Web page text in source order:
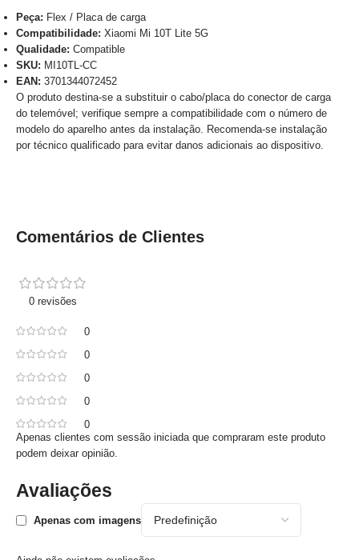
Peça: Flex / Placa de carga
Compatibilidade: Xiaomi Mi 10T Lite 5G
Qualidade: Compatible
SKU: MI10TL-CC
EAN: 3701344072452
O produto destina-se a substituir o cabo/placa do conector de carga
do telemóvel; verifique sempre a compatibilidade com o número de
modelo do aparelho antes da instalação. Recomenda-se instalação
por técnico qualificado para evitar danos adicionais ao dispositivo.
Comentários de Clientes
0 revisões
0
0
0
0
0
Avaliações
Apenas com imagens
Apenas clientes com sessão iniciada que compraram este produto
podem deixar opinião.